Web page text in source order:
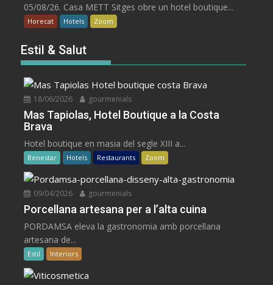
05/08/26. Casa METT Sitges obre un hotel boutique...
Horecat Hotels Zoom
Estil & Salut
18/06/2026 gourmenials
Mas Tapiolas, Hotel Boutique a la Costa
Brava
Hotel boutique en masia del segle XIII a...
Benestar Hotels Restaurants Zoom
09/04/2026 gourmenials
Porcellana artesana per a l’alta cuina
PORDAMSA eleva la gastronomia amb porcellana
artesana de...
Estil Interiors